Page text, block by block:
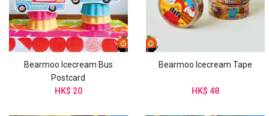
Bearmoo Icecream Bus
Postcard
HK$ 20
Bearmoo Icecream Tape
HK$ 48